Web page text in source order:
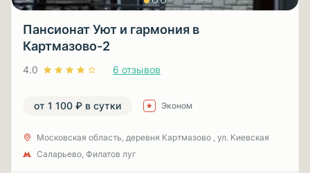
Пансионат Уют и гармония в
Картмазово-2
4.0 6 отзывов
от 1 100 ₽ в сутки Эконом
Московская область, деревня Картмазово , ул. Киевская
Саларьево, Филатов луг